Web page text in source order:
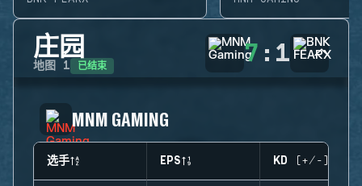
庄园
地图 1 已结束 7 : 1
MNM GAMING
选手 EPS KD (+/-)